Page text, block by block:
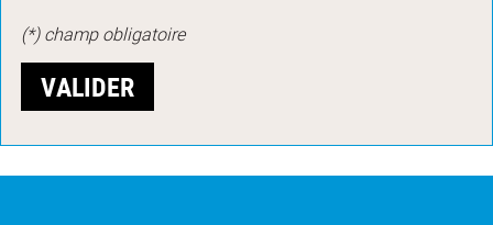
(*) champ obligatoire